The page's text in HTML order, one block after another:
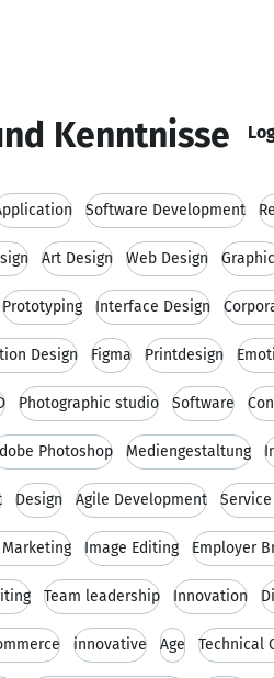
Kenntnisse
Software Development
Art Design Web Design
Prototyping Interface Design
Design Figma Printdesign
Photographic studio Software
Photoshop Mediengestaltung
Design Agile Development
Image Editing Employer
Team leadership Innovation
innovative Age Technical